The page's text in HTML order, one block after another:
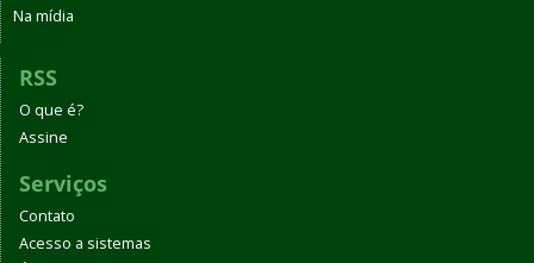
Na mídia
RSS
O que é?
Assine
Serviços
Contato
Acesso a sistemas